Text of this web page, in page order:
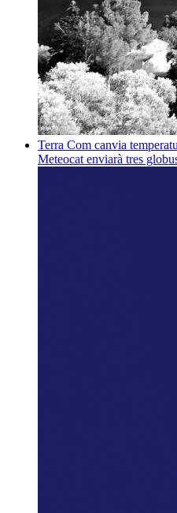
Terra Com canvia
Meteocat enviarà tres